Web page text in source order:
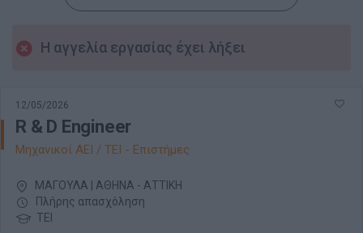
Η αγγελία εργασίας έχει λήξει
12/05/2026
R & D Engineer
Μηχανικοί ΑΕΙ / ΤΕΙ - Επιστήμες
ΜΑΓΟΥΛΑ | ΑΘΗΝΑ - ΑΤΤΙΚΗ
Πλήρης απασχόληση
ΤΕΙ